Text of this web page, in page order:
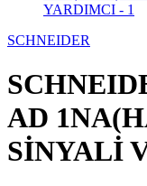
SCHNEIDER
AD
SİNYALİ